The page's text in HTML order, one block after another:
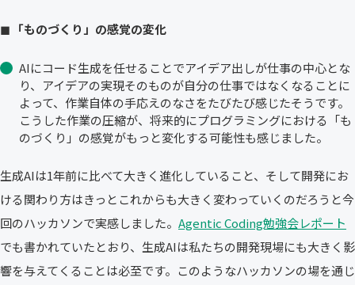
◼︎ 「ものづくり」の感覚の変化
AIにコード生成を任せることでアイデア出しが仕事の中心とな
り、アイデアの実現そのものが自分の仕事ではなくなることに
よって、作業自体の手応えのなさをたびたび感じたそうです。
こうした作業の圧縮が、将来的にプログラミングにおける「も
のづくり」の感覚がもっと変化する可能性も感じました。
生成AIは1年前に比べて大きく進化していること、そして開発にお
ける関わり方はきっとこれからも大きく変わっていくのだろうと今
回のハッカソンで実感しました。 Agentic Coding勉強会レポート
でも書かれていたとおり、生成AIは私たちの開発現場にも大きく影
響を与えてくることは必至です。このようなハッカソンの場を通じ